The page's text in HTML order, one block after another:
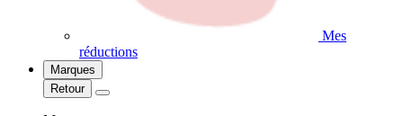
Mes
réductions
Marques
Retour